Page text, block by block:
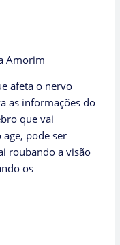
Amorim
afeta o nervo
as informações do
que vai
pode ser
roubando a visão
os